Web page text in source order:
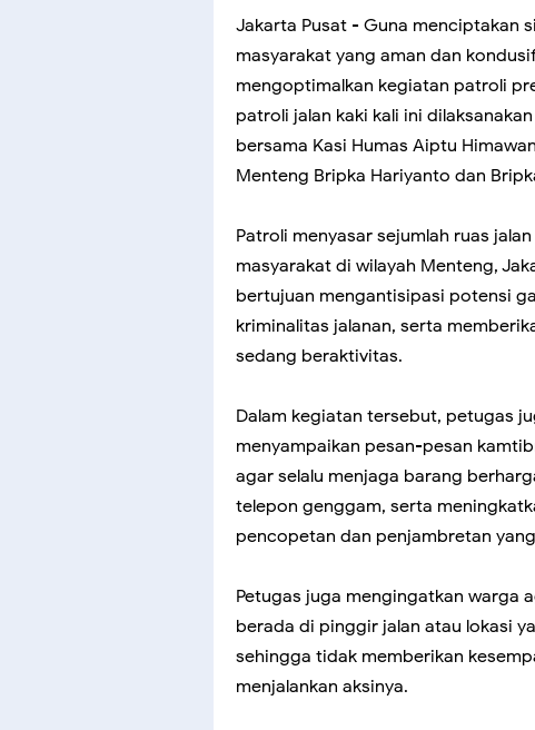
Jakarta Pusat - Guna menciptakan
masyarakat yang aman dan
mengoptimalkan kegiatan patroli
patroli jalan kaki kali ini
bersama Kasi Humas Aiptu
Menteng Bripka Hariyanto dan
Patroli menyasar sejumlah ruas
masyarakat di wilayah Menteng,
bertujuan mengantisipasi potensi
kriminalitas jalanan, serta
sedang beraktivitas.
Dalam kegiatan tersebut, petugas
menyampaikan pesan-pesan
agar selalu menjaga barang
telepon genggam, serta
pencopetan dan penjambretan
Petugas juga mengingatkan warga
berada di pinggir jalan atau lokasi
sehingga tidak memberikan
menjalankan aksinya.